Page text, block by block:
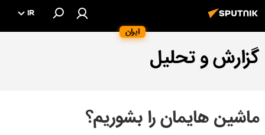
ایران
IR
گزارش و تحلیل
ماشین هایمان را بشوریم؟